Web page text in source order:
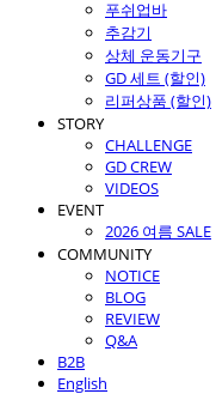
푸쉬업바
추감기
상체 운동기구
GD 세트 (할인)
리퍼상품 (할인)
STORY
CHALLENGE
GD CREW
VIDEOS
EVENT
2026 여름 SALE
COMMUNITY
NOTICE
BLOG
REVIEW
Q&A
B2B
English